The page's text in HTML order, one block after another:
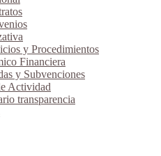
y Procedimientos
Financiera
y Subvenciones
Actividad
transparencia